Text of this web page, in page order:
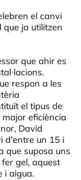
el canvi
ja utilitzen
que ahir es
respon a les
el tipus de
eficiència
David
d'entre un 15 i
que suposa uns
gel, aquest
i aigua.